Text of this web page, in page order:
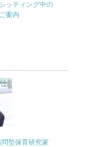
ッティング中の
案内
型保育研究家